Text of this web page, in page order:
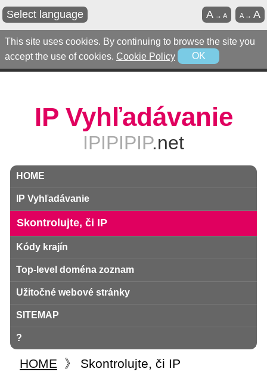
This site uses cookies. By continuing to browse the site you
accept the use of cookies. Cookie Policy OK
Select language A→A
A →A
IP Vyhľadávanie
IPIPIPIP.net
HOME
IP Vyhľadávanie
Skontrolujte, či IP
Kódy krajín
Top-level doména zoznam
Užitočné webové stránky
SITEMAP
?
HOME 》 Skontrolujte, či IP